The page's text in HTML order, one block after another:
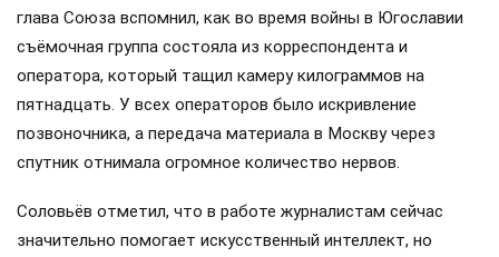
глава Союза вспомнил, как во время войны в Югославии
съёмочная группа состояла из корреспондента и
оператора, который тащил камеру килограммов на
пятнадцать. У всех операторов было искривление
позвоночника, а передача материала в Москву через
спутник отнимала огромное количество нервов.
Соловьёв отметил, что в работе журналистам сейчас
значительно помогает искусственный интеллект, но